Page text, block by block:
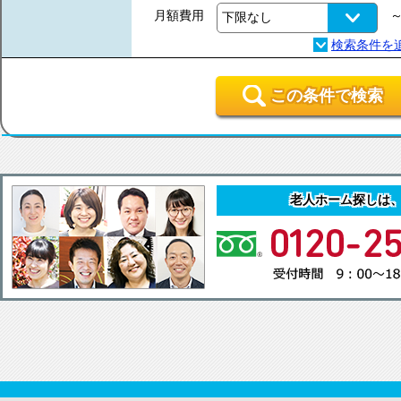
月額費用
この条件で検索
老人ホーム探しは